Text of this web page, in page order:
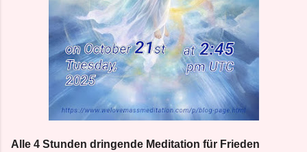
Alle 4 Stunden dringende Meditation für Frieden